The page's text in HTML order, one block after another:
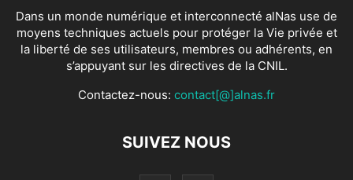
Dans un monde numérique et interconnecté alNas use de
moyens techniques actuels pour protéger la Vie privée et
la liberté de ses utilisateurs, membres ou adhérents, en
s’appuyant sur les directives de la CNIL.
Contactez-nous: contact[@]alnas.fr
SUIVEZ NOUS